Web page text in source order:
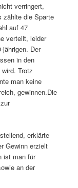
verringert,
zählte die Sparte
auf 47
verteilt, leider
jährigen. Der
in den
Trotz
man keine
gewinnen.Die
erklärte
Gewinn erzielt
ist man für
an der